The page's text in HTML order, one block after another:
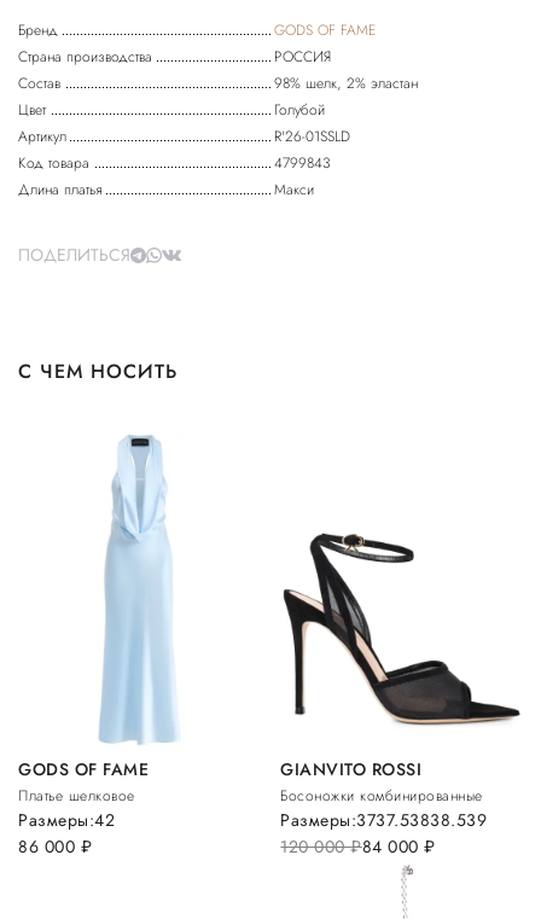
Бренд
GODS OF FAME
Страна производства
РОССИЯ
Состав
98% шелк, 2% эластан
Цвет
Голубой
Артикул
R'26-01SSLD
Код товара
4799843
Длина платья
Макси
ПОДЕЛИТЬСЯ
С ЧЕМ НОСИТЬ
GODS OF FAME
Платье шелковое
86 000 руб.
Размеры:42
GIANVITO ROSSI
Босоножки комбинированные
120 000руб.84 000руб.
Размеры:3737.53838.539